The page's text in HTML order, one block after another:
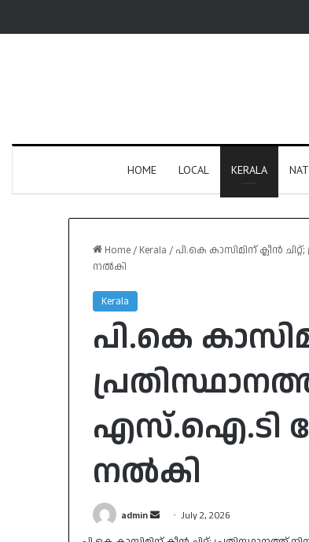
HOME LOCAL KERALA
Home/ Kerala / പി.കെ കാസിമിന് ക്ലീൻ
നൽകി
Kerala
പി.കെ
എസ്.ഐ.ടി
നൽകി
admin
Send
an
July 2, 2026